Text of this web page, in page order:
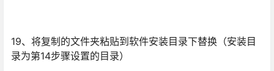
19、将复制的文件夹粘贴到软件安装目录下替换（安装目
录为第14步骤设置的目录）